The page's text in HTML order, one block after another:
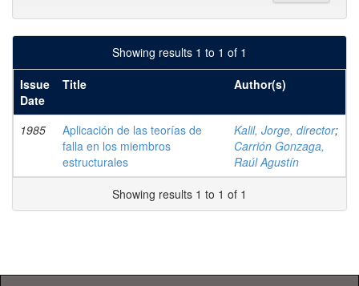
Showing results 1 to 1 of 1
Issue
Date
Title Author(s)
1985
Aplicación de las teorías de
falla en los miembros
estructurales
Kalil, Jorge, director;
Carrión Gonzaga,
Raúl Agustín
Showing results 1 to 1 of 1